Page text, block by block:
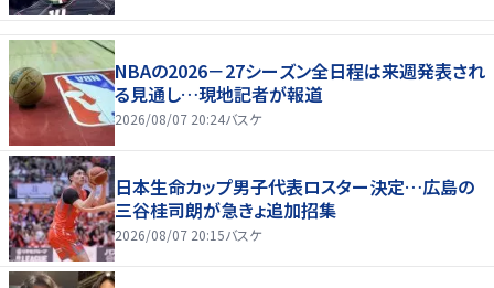
NBAの2026－27シーズン全日程は来週発表され
る見通し…現地記者が報道
2026/08/07 20:24バスケ
日本生命カップ男子代表ロスター決定…広島の
三谷桂司朗が急きょ追加招集
2026/08/07 20:15バスケ